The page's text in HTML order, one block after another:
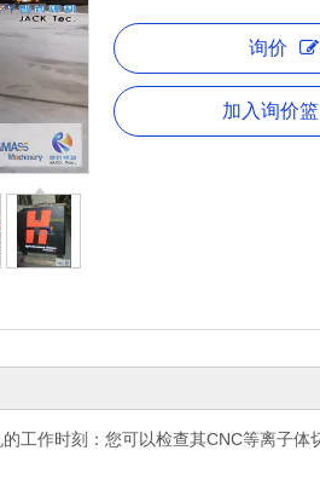
询价
加入询价篮
工作时刻：您可以检查其CNC等离子体